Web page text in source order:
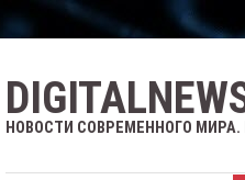
НОВОСТИ СОВРЕМЕННОГО